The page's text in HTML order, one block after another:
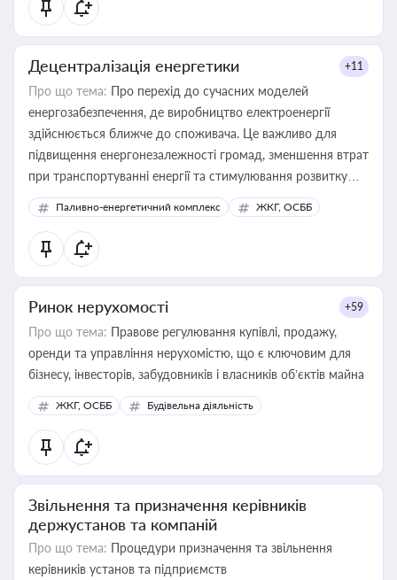
Децентралізація енергетики +11
Про що тема: Про перехід до сучасних моделей
енергозабезпечення, де виробництво електроенергії
здійснюється ближче до споживача. Це важливо для
підвищення енергонезалежності громад, зменшення втрат
при транспортуванні енергії та стимулювання розвитку
відновлюваних джерел
Паливно-енергетичний комплекс ЖКГ, ОСББ
Ринок нерухомості +59
Про що тема: Правове регулювання купівлі, продажу,
оренди та управління нерухомістю, що є ключовим для
бізнесу, інвесторів, забудовників і власників об’єктів майна
ЖКГ, ОСББ Будівельна діяльність
Звільнення та призначення керівників
держустанов та компаній
Про що тема: Процедури призначення та звільнення
керівників установ та підприємств